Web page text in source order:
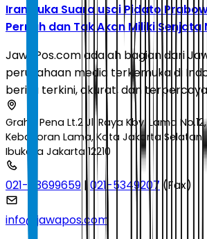
Iran Buka Suara usai Pidato
Pernah dan Tak Akan Miliki Senjata
JawaPos.com adalah bagian dari
perusahaan media terkemuka di
berita terkini, akurat, dan
Graha Pena Lt.2 Jl. Raya Kby. Lama
Kebayoran Lama, Kota Jakarta Selatan,
Ibukota Jakarta 12210
021-53699659 |021-5349207 (Fax)
info@jawapos.com